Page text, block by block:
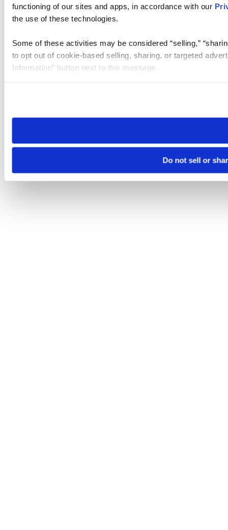
functioning of our sites and apps, in accordance with our
the use of these technologies.
Some of these activities may be considered “selling,”
to opt out of cookie-based selling, sharing, or targeted
Information” button next to this message.
need to be set again.
Do not sell or